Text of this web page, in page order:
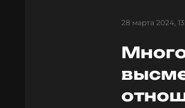
28 марта 2024,